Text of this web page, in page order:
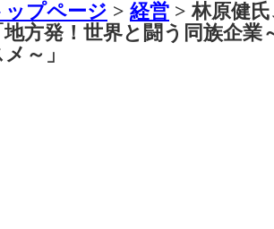
ップページ > 経営 > 林原健
地方発！世界と闘う同族企
～」